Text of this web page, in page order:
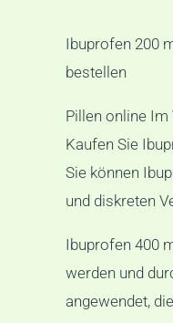
Ibuprofen 200
bestellen
Pillen online
Kaufen Sie
Sie können
und diskreten
Ibuprofen 400
werden und
angewendet,